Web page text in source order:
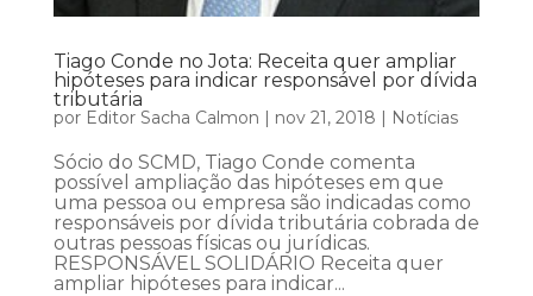
Tiago Conde no Jota: Receita quer ampliar
hipóteses para indicar responsável por dívida
tributária
por Editor Sacha Calmon | nov 21, 2018 | Notícias
Sócio do SCMD, Tiago Conde comenta
possível ampliação das hipóteses em que
uma pessoa ou empresa são indicadas como
responsáveis por dívida tributária cobrada de
outras pessoas físicas ou jurídicas.
RESPONSÁVEL SOLIDÁRIO Receita quer
ampliar hipóteses para indicar...